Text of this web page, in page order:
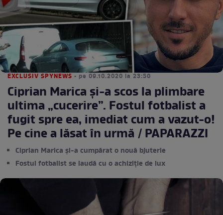
EXCLUSIV SPYNEWS • pe 09.10.2020 la 23:50
Ciprian Marica și-a scos la plimbare
ultima „cucerire”. Fostul fotbalist a
fugit spre ea, imediat cum a vazut-o!
Pe cine a lăsat în urmă / PAPARAZZI
Ciprian Marica și-a cumpărat o nouă bjuterie
Fostul fotbalist se laudă cu o achiziție de lux